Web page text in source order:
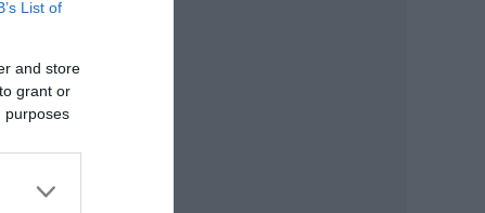
List of
and store
grant or
purposes